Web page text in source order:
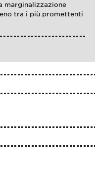
marginalizzazione
tra i più promettenti